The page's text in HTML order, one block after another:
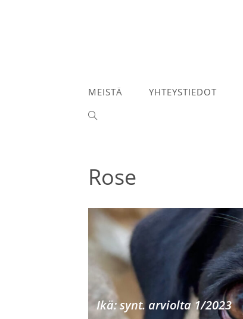
MEISTÄ YHTEYSTIEDOT
TOGGLE
Rose
Ikä: synt. arviolta 1/2023